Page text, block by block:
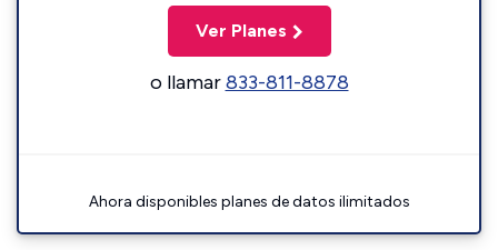
Ver Planes
o llamar833-811-8878
Ahora disponibles planes de datos ilimitados